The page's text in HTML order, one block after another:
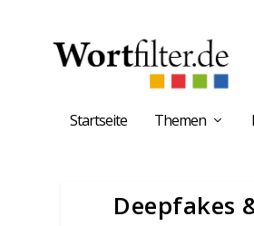
Startseite Themen
Deepfakes